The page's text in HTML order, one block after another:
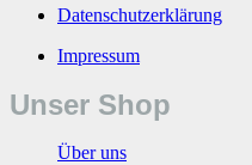
Datenschutzerklärung
Impressum
Unser Shop
Über uns